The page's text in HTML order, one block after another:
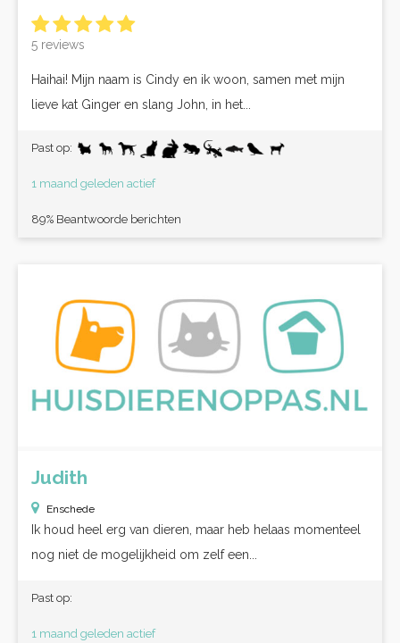
5 reviews
Haihai! Mijn naam is Cindy en ik woon, samen met mijn
lieve kat Ginger en slang John, in het...
Past op:
1 maand geleden actief
89% Beantwoorde berichten
Judith
Enschede
Ik houd heel erg van dieren, maar heb helaas momenteel
nog niet de mogelijkheid om zelf een...
Past op:
1 maand geleden actief